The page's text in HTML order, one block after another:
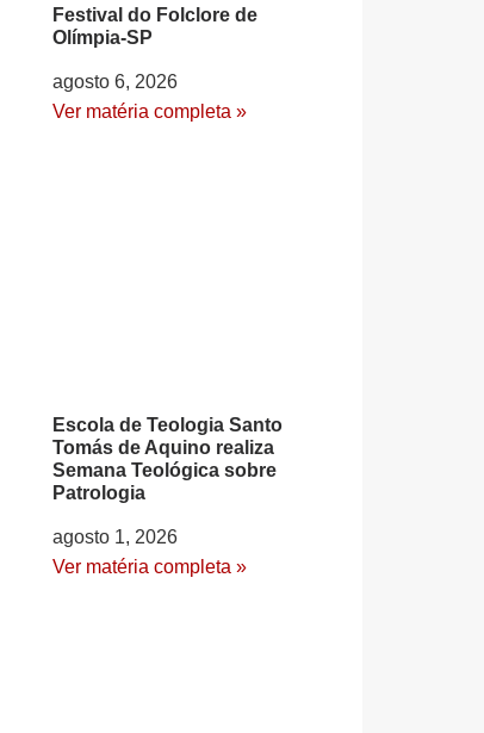
Festival do Folclore de
Olímpia-SP
agosto 6, 2026
Ver matéria completa »
Escola de Teologia Santo
Tomás de Aquino realiza
Semana Teológica sobre
Patrologia
agosto 1, 2026
Ver matéria completa »